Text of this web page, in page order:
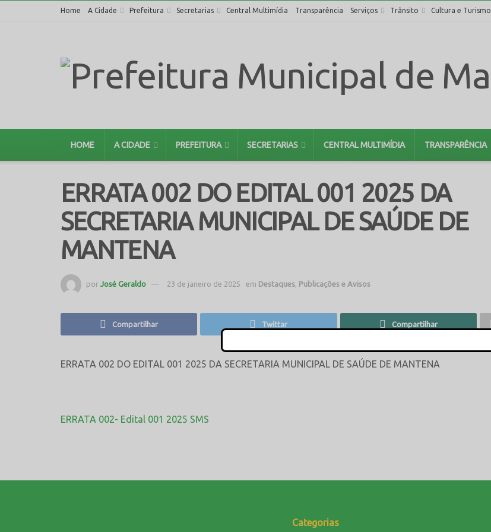
Home A Cidade Prefeitura Secretarias Central Multimídia Transparência Serviços Trânsito Cultura e Turismo
HOME A CIDADE PREFEITURA SECRETARIAS CENTRAL MULTIMÍDIA TRANSPARÊNCIA
ERRATA 002 DO EDITAL 001 2025 DA
SECRETARIA MUNICIPAL DE SAÚDE DE
MANTENA
por José Geraldo 23 de janeiro de 2025 em Destaques Publicações e Avisos
Compartilhar Twittar Compartilhar
ERRATA 002 DO EDITAL 001 2025 DA SECRETARIA MUNICIPAL DE SAÚDE DE MANTENA
ERRATA 002- Edital 001 2025 SMS
Categorias
This popup will close in: